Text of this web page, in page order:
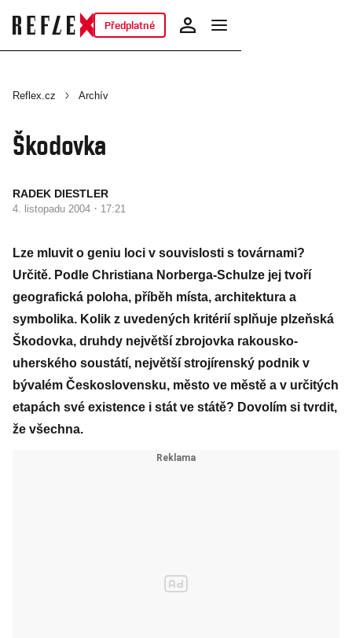
Předplatné
Reflex.cz Archív
Škodovka
RADEK DIESTLER
4. listopadu 2004 · 17:21
Lze mluvit o geniu loci v souvislosti s továrnami?
Určitě. Podle Christiana Norberga-Schulze jej tvoří
geografická poloha, příběh místa, architektura a
symbolika. Kolik z uvedených kritérií splňuje plzeňská
Škodovka, druhdy největší zbrojovka rakousko-
uherského soustátí, největší strojírenský podnik v
bývalém Československu, město ve městě a v určitých
etapách své existence i stát ve státě? Dovolím si tvrdit,
že všechna.